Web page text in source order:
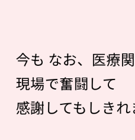
今も なお、医療
現場で奮闘して
感謝してもしきれ